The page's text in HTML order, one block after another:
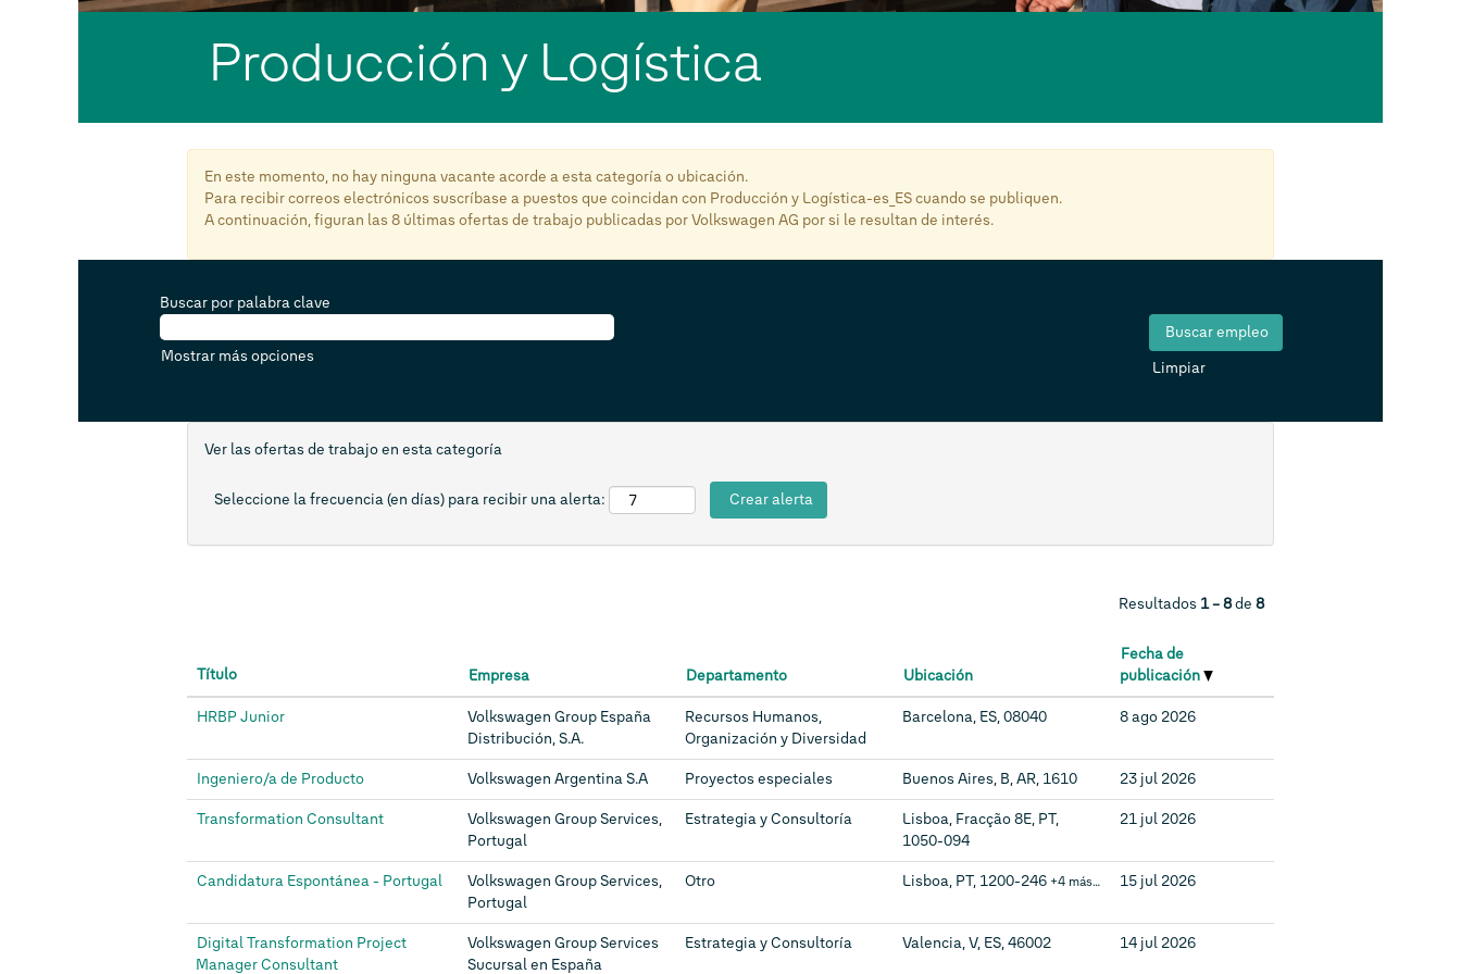
Producción y Logística
En este momento, no hay ninguna vacante acorde a esta categoría o ubicación.
Para recibir correos electrónicos suscríbase a puestos que coincidan con Producción y Logística-es_ES cuando se publiquen.
A continuación, figuran las 8 últimas ofertas de trabajo publicadas por Volkswagen AG por si le resultan de interés.
Buscar por palabra clave
Mostrar más opciones
Limpiar
Ver las ofertas de trabajo en esta categoría
Seleccione la frecuencia (en días) para recibir una alerta:
Resultados 1 – 8de 8
Título Empresa Departamento Ubicación
Fecha de
publicación
HRBP Junior
Volkswagen Group España
Distribución, S.A.
Recursos Humanos,
Organización y Diversidad
Barcelona, ES, 08040 8 ago 2026
Ingeniero/a de Producto Volkswagen Argentina S.A Proyectos especiales Buenos Aires, B, AR, 1610 23 jul 2026
Transformation Consultant
Volkswagen Group Services,
Portugal
Estrategia y Consultoría
Lisboa, Fracção 8E, PT,
1050-094
21 jul 2026
Candidatura Espontánea - Portugal
Volkswagen Group Services,
Portugal
Otro Lisboa, PT, 1200-246 +4 más… 15 jul 2026
Digital Transformation Project
Manager Consultant
Volkswagen Group Services
Sucursal en España
Estrategia y Consultoría Valencia, V, ES, 46002 14 jul 2026